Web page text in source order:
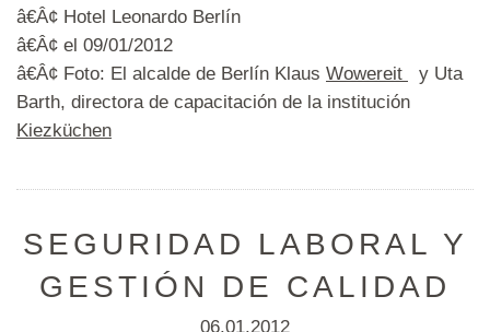
â€Â¢ Hotel Leonardo Berlín
â€Â¢ el 09/01/2012
â€Â¢ Foto: El alcalde de Berlín Klaus Wowereit
y Uta
Barth, directora de capacitación de la institución
Kiezküchen
SEGURIDAD LABORAL Y
GESTIÓN DE CALIDAD
06.01.2012